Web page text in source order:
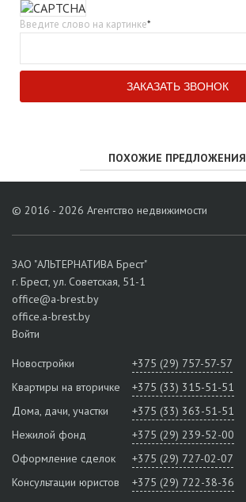
Введите слово на картинке*
ПОХОЖИЕ ПРЕДЛОЖЕНИЯ
© 2016 - 2026 Агентство недвижимости
ЗАО "АЛЬТЕРНАТИВА Брест"
г. Брест, ул. Советская, 51-1
office@a-brest.by
office.a-brest.by
Войти
Новостройки
+375 (29) 757-57-57
Квартиры на вторичке
+375 (33) 315-51-51
Дома, дачи, участки
+375 (33) 363-51-51
Нежилой фонд
+375 (29) 239-52-00
Оформление сделок
+375 (29) 727-02-07
Консультации юристов
+375 (29) 722-38-36